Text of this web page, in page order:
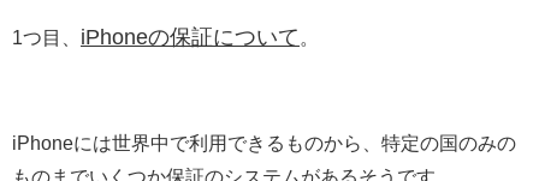
1つ目、 iPhoneの保証について 。
iPhoneには世界中で利用できるものから、特定の国のみの
ものまでいくつか保証のシステムがあるそうです。